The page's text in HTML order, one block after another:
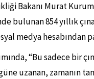
Bakanı Murat Kurum
bulunan 854 yıllık
medya hesabından
“Bu sadece bir
uzanan, zamanın